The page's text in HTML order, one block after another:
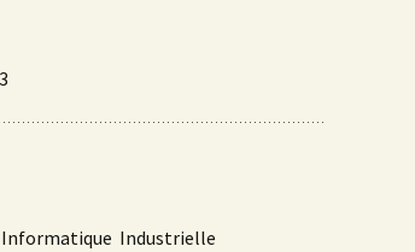
Informatique Industrielle